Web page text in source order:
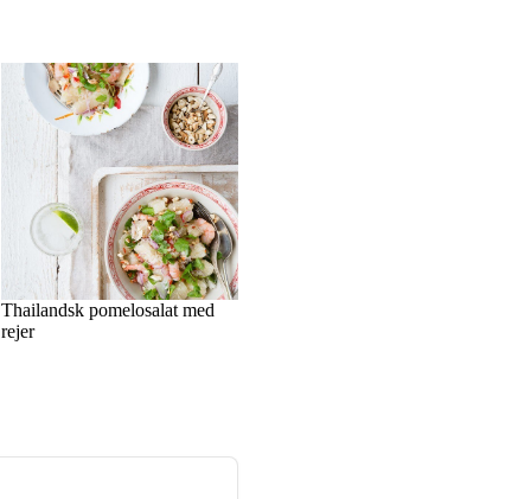
Thailandsk pomelosalat med
rejer